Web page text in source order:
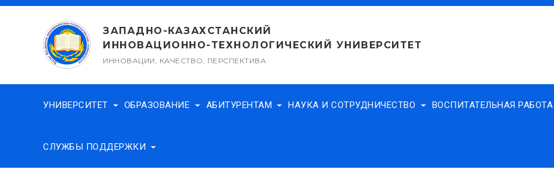
Перейти
содержимому
ЗАПАДНО-КАЗАХСТАНСКИЙ
ИННОВАЦИОННО-ТЕХНОЛОГИЧЕСКИЙ УНИВЕРСИТЕТ
ИННОВАЦИИ, КАЧЕСТВО, ПЕРСПЕКТИВА
УНИВЕРСИТЕТ ОБРАЗОВАНИЕ АБИТУРЕНТАМ НАУКА И СОТРУДНИЧЕСТВО ВОСПИТАТЕЛЬНАЯ РАБОТА
СЛУЖБЫ ПОДДЕРЖКИ